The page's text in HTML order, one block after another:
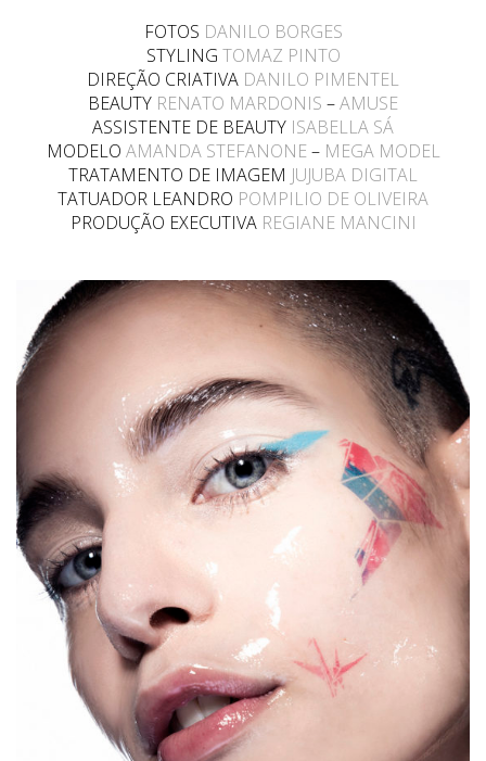
FOTOS DANILO BORGES
STYLING TOMAZ PINTO
DIREÇÃO CRIATIVA DANILO PIMENTEL
BEAUTY RENATO MARDONIS –AMUSE
ASSISTENTE DE BEAUTY ISABELLA SÁ
MODELO AMANDA STEFANONE– MEGA MODEL
TRATAMENTO DE IMAGEM JUJUBA DIGITAL
TATUADOR LEANDRO POMPILIO DE OLIVEIRA
PRODUÇÃO EXECUTIVA REGIANE MANCINI